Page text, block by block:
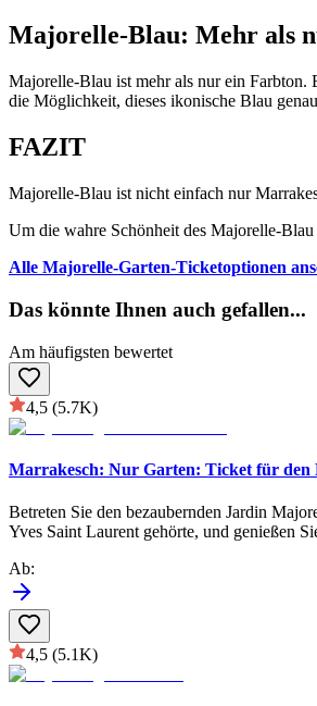
Majorelle-Blau: Mehr als
Majorelle-Blau ist mehr als nur ein Farbton.
die Möglichkeit, dieses ikonische Blau
FAZIT
Majorelle-Blau ist nicht einfach nur
Um die wahre Schönheit des Majorelle-
Alle Majorelle-Garten-Ticketoptionen
Das könnte Ihnen auch gefallen...
Am häufigsten bewertet
4,5 (5.7K)
Marrakesch: Nur Garten: Ticket für den
Betreten Sie den bezaubernden Jardin
Yves Saint Laurent gehörte, und genießen
Ab:
4,5 (5.1K)